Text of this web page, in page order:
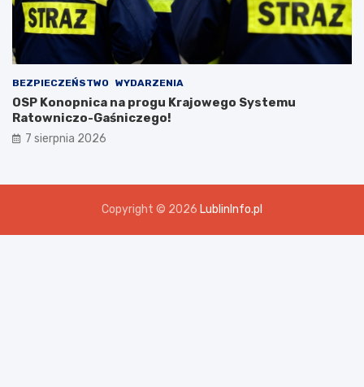
BEZPIECZEŃSTWO WYDARZENIA
OSP Konopnica na progu Krajowego Systemu
Ratowniczo-Gaśniczego!
7 sierpnia 2026
Copyright © 2026 LublinInfo.pl